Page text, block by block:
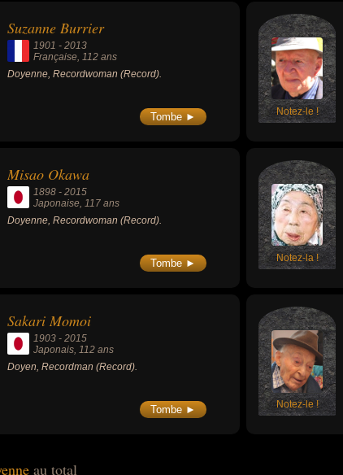
Suzanne Burrier
1901 - 2013
Française, 112 ans
Doyenne, Recordwoman (Record).
Tombe ► Notez-le !
Misao Okawa
1898 - 2015
Japonaise, 117 ans
Doyenne, Recordwoman (Record).
Tombe ► Notez-la !
Sakari Momoi
1903 - 2015
Japonais, 112 ans
Doyen, Recordman (Record).
Tombe ► Notez-le !
au total